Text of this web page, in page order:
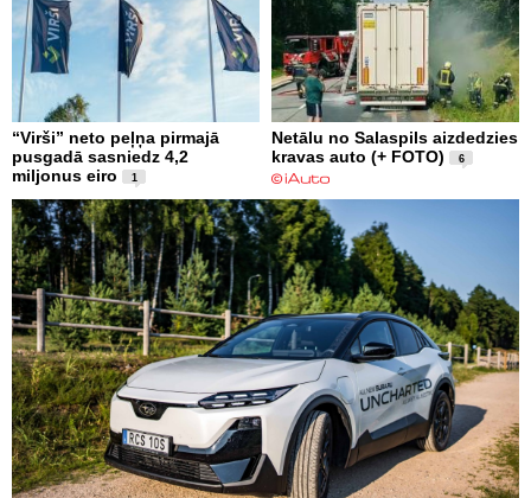
“Virši” neto peļņa pirmajā
pusgadā sasniedz 4,2
miljonus eiro
1
Netālu no Salaspils aizdedzies
kravas auto (+ FOTO)
6